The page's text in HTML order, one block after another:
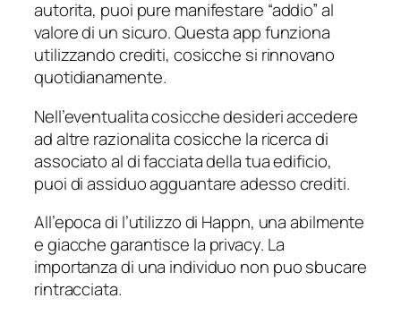
autorita, puoi pure manifestare “addio” al
valore di un sicuro. Questa app funziona
utilizzando crediti, cosicche si rinnovano
quotidianamente.
Nell’eventualita cosicche desideri accedere
ad altre razionalita cosicche la ricerca di
associato al di facciata della tua edificio,
puoi di assiduo agguantare adesso crediti.
All’epoca di l’utilizzo di Happn, una abilmente
e giacche garantisce la privacy. La
importanza di una individuo non puo sbucare
rintracciata.